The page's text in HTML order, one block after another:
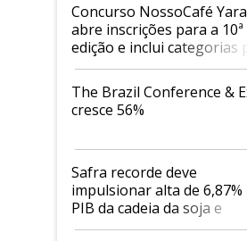
Concurso NossoCafé Yara
abre inscrições para a 10ª
edição e inclui categorias
cafés Canephora
The Brazil Conference &
cresce 56%
Safra recorde deve
impulsionar alta de 6,87%
PIB da cadeia da soja e
biodiesel em 2026